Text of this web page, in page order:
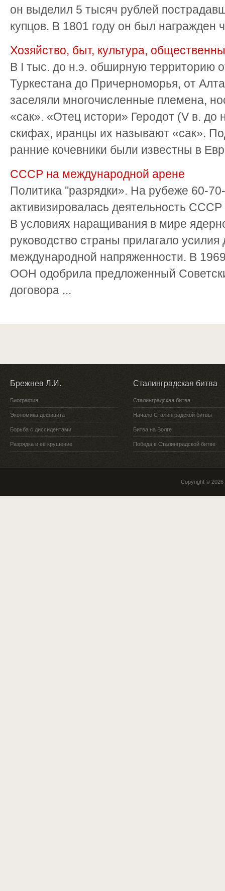
он выделил 5 тысяч рублей
купцов. В 1801 году он был награжден
Хозяйство, быт, культура,
В I тыс. до н.э. обширную территорию
Туркестана до Причерноморья, от
заселяли многочисленные племена,
«сак». «Отец истори» Геродот (V в. до
скифах, иранцы их называют «сак».
ранние кочевники были известны в
СССР на международной арене
Политика ''разрядки». На рубеже 60-
активизировалась деятельность
В условиях наращивания в мире
руководство страны прилагало усилия
международной напряженности. В
ООН одобрила предложенный
договора ...
Брежнев Л.И.
Биография
Экономика дефицита
Борьба с диссидентами
Разрядка и её крушение
Сталинградская битва
Сталинградская битва
Начало Сталинградской битвы
Битва на Волге
Победа в Сталинградской битве
Copyright © 2026